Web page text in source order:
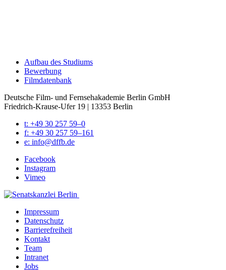
Auf­bau des Stu­di­ums
Bewer­bung
Film­da­ten­bank
Deutsche Film- und Fernseh­akademie Berlin GmbH
Friedrich-Krause-Ufer 19 | 13353 Berlin
t: +49 30 257 59–0
f: +49 30 257 59–161
e: info@​dffb.​de
Face­book
Insta­gram
Vimeo
Impres­sum
Daten­schutz
Bar­rie­re­frei­heit
Kon­takt
Team
Intra­net
Jobs